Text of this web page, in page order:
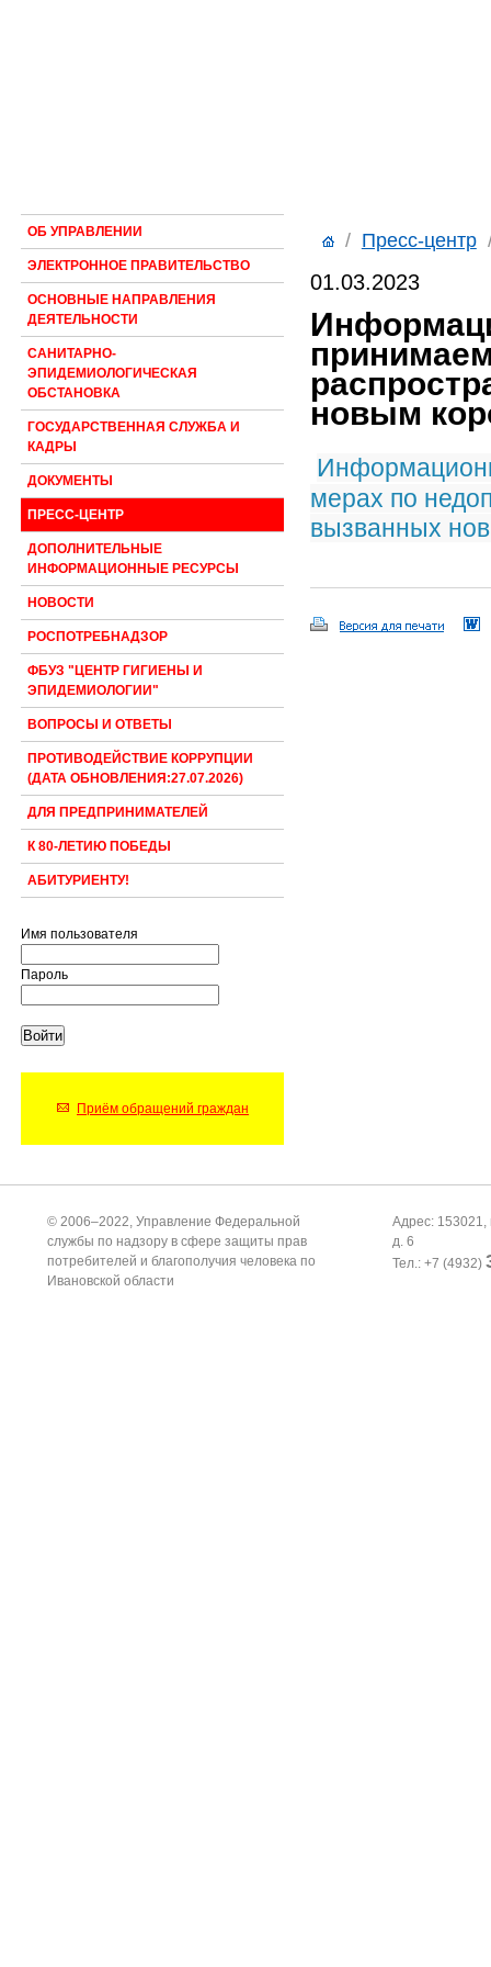
ОБ УПРАВЛЕНИИ
ЭЛЕКТРОННОЕ ПРАВИТЕЛЬСТВО
ОСНОВНЫЕ НАПРАВЛЕНИЯ
ДЕЯТЕЛЬНОСТИ
САНИТАРНО-
ЭПИДЕМИОЛОГИЧЕСКАЯ
ОБСТАНОВКА
ГОСУДАРСТВЕННАЯ СЛУЖБА И
КАДРЫ
ДОКУМЕНТЫ
ПРЕСС-ЦЕНТР
ДОПОЛНИТЕЛЬНЫЕ
ИНФОРМАЦИОННЫЕ РЕСУРСЫ
НОВОСТИ
РОСПОТРЕБНАДЗОР
ФБУЗ "ЦЕНТР ГИГИЕНЫ И
ЭПИДЕМИОЛОГИИ"
ВОПРОСЫ И ОТВЕТЫ
ПРОТИВОДЕЙСТВИЕ КОРРУПЦИИ
(ДАТА ОБНОВЛЕНИЯ:27.07.2026)
ДЛЯ ПРЕДПРИНИМАТЕЛЕЙ
К 80-ЛЕТИЮ ПОБЕДЫ
АБИТУРИЕНТУ!
Имя пользователя
Пароль
Приём обращений граждан
/ Пресс-центр
01.03.2023
новым
мерах по
вызванных
© 2006–2022, Управление Федеральной
службы по надзору в сфере защиты прав
потребителей и благополучия человека по
Ивановской области
Адрес: 153021,
д. 6
Тел.: +7 (4932)